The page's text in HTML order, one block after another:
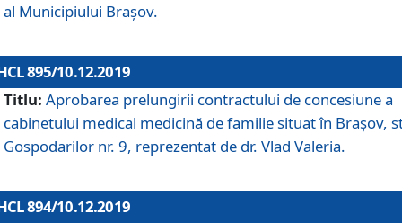
al Municipiului Brașov.
895/10.12.2019
Titlu: Aprobarea prelungirii contractului de concesiune a
cabinetului medical medicină de familie situat în Braşov,
Gospodarilor nr. 9, reprezentat de dr. Vlad Valeria.
894/10.12.2019